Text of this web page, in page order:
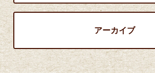
アーカイブ